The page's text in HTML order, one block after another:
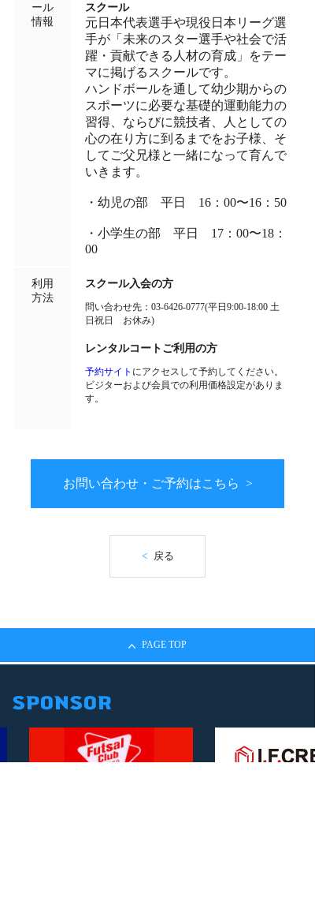
ール
情報
スクール
元日本代表選手や現役日本リーグ選
手が「未来のスター選手や社会で活
躍・貢献できる人材の育成」をテー
マに掲げるスクールです。
ハンドボールを通して幼少期からの
スポーツに必要な基礎的運動能力の
習得、ならびに競技者、人としての
心の在り方に到るまでをお子様、そ
してご父兄様と一緒になって育んで
いきます。
・幼児の部 平日 16：00〜16：50
・小学生の部 平日 17：00〜18：
00
利用
方法
スクール入会の方
問い合わせ先：03-6426-0777(平日9:00-18:00 土
日祝日 お休み)
レンタルコートご利用の方
予約サイト にアクセスして予約してください。
ビジターおよび会員での利用価格設定がありま
す。
< 戻る
お問い合わせ・ご予約はこちら >
PAGE TOP